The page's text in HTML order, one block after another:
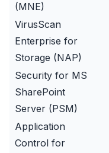
(MNE)
VirusScan
Enterprise for
Storage (NAP)
Security for MS
SharePoint
Server (PSM)
Application
Control for